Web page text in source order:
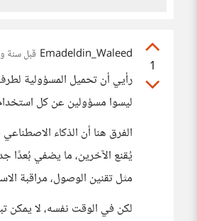
1
Emadeldin_Waleed قبل سنة
رأيي أن تحميل المسؤولية
ليسوا مسؤولين عن كل
الفرق هنا أن الذكاء
يُقنع الآخرين، ما يضفي بُعدًا
مثل تقنين الوصول، مراقبة
لكن في الوقت نفسه، لا يمكن